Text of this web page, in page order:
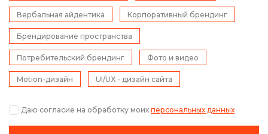
Вербальная айдентика Корпоративный брендинг
Брендирование пространства
Потребительский брендинг Фото и видео
Motion-дизайн UI/UX - дизайн сайта
Даю согласие на обработку моих персональных данных